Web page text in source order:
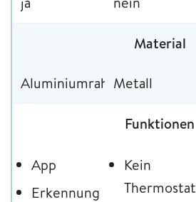
Material
Aluminiumrahmen
Metall
Funktionen
App
Erkennung
Kein
Thermostat